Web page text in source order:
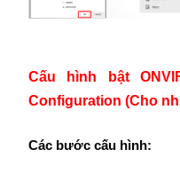
Cấu hình bật
Configuration (Cho
Các bước cấu hình: